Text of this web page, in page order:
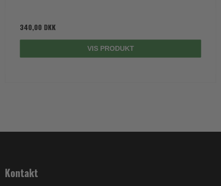
340,00 DKK
VIS PRODUKT
Kontakt